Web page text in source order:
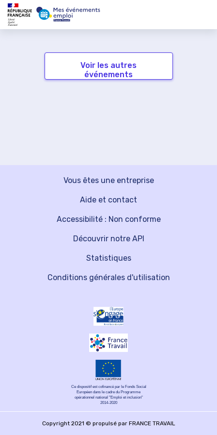
Voir les autres
événements
Vous êtes une entreprise
Découvrir notre API
Aide et contact
Statistiques
Accessibilité : Non conforme
Conditions générales d'utilisation
Ce dispositif est cofinancé par le Fonds Social
Européen dans le cadre du Programme
opérationnel national "Emploi et inclusion"
2014-2020
Copyright 2021 © propulsé par FRANCE TRAVAIL